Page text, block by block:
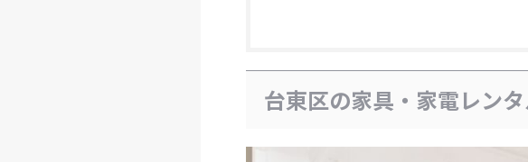
台東区の家具・家電レン